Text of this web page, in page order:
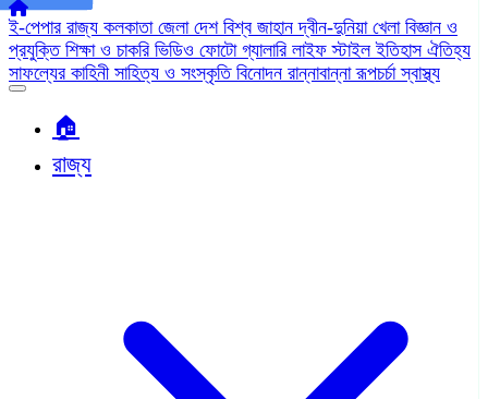
ই-পেপার রাজ্য কলকাতা জেলা দেশ বিশ্ব জাহানদ্বীন-দুনিয়া খেলা বিজ্ঞান ও
প্রযুক্তি শিক্ষা ও চাকরি ভিডিও ফোটো গ্যালারি লাইফ স্টাইলইতিহাস ঐতিহ্য
সাফল্যের কাহিনী সাহিত্য ও সংস্কৃতি বিনোদন রান্নাবান্নারূপচর্চাস্বাস্থ্য
🏠︎
রাজ্য